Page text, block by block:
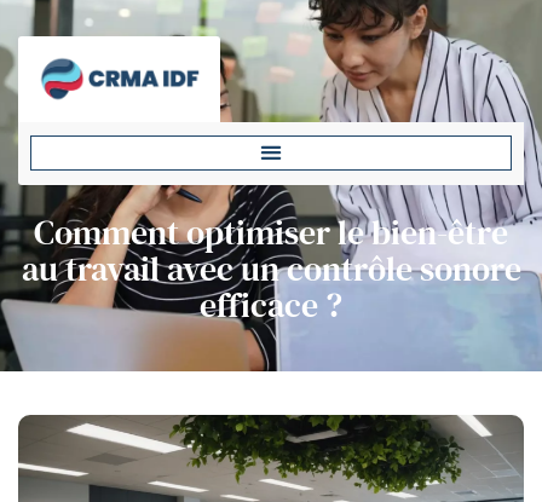
Comment optimiser le bien-être
au travail avec un contrôle sonore
efficace ?